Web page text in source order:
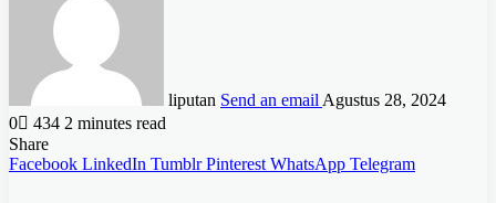
liputan Send an email Agustus 28, 2024
0
434 2 minutes read
Share
Facebook LinkedIn Tumblr Pinterest WhatsApp Telegram